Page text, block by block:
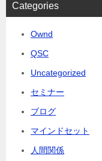
Categories
Ownd
QSC
Uncategorized
セミナー
ブログ
マインドセット
人間関係